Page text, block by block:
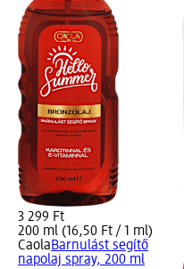
3 299 Ft
200 ml (16,50 Ft / 1 ml)
CaolaBarnulást segítő
napolaj spray, 200 ml